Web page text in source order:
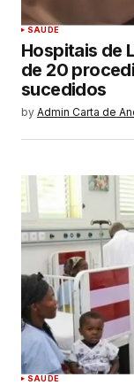
SAUDE
Hospitais de
de 20
sucedidos
by Admin Carta de
SAUDE